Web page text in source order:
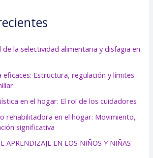
la selectividad alimentaria y disfagia en
eficaces: Estructura, regulación y límites
en el hogar: El rol de los cuidadores
rehabilitadora en el hogar: Movimiento,
significativa
APRENDIZAJE EN LOS NIÑOS Y NIÑAS